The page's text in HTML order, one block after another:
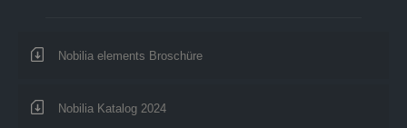
Nobilia elements Broschüre
Nobilia Katalog 2024